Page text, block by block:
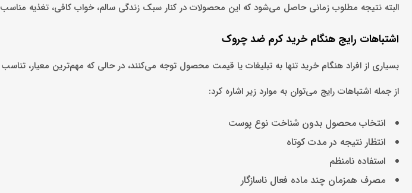
البته نتیجه مطلوب زمانی حاصل می‌شود که این محصولات در کنار سبک زندگی سالم، خواب کافی، تغذیه مناسب و
اشتباهات رایج هنگام خرید کرم ضد چروک
بسیاری از افراد هنگام خرید تنها به تبلیغات یا قیمت محصول توجه می‌کنند، در حالی که مهم‌ترین معیار،
از جمله اشتباهات رایج می‌توان به موارد زیر اشاره کرد:
انتخاب محصول بدون شناخت نوع پوست
انتظار نتیجه در مدت کوتاه
استفاده نامنظم
مصرف همزمان چند ماده فعال ناسازگار